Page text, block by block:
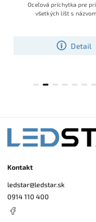
Detail
Oceľová príchytka pre
všetkých líšt s
Kontakt
ledstar@ledstar.sk
0914 110 400